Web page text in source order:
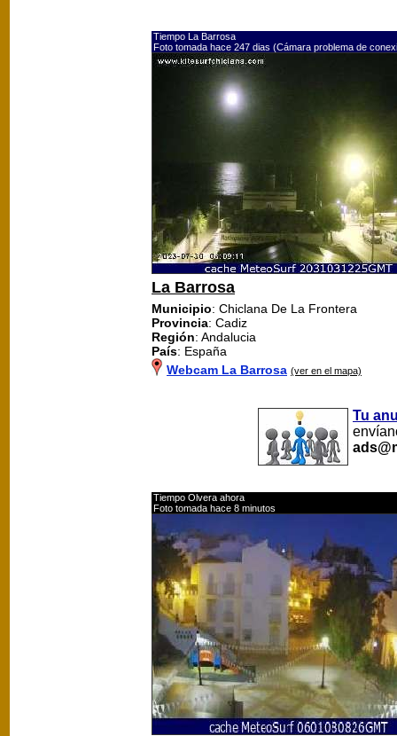
Tiempo La Barrosa
Foto tomada hace 247 dias (Cámara problema de
La Barrosa
Municipio: Chiclana De La Frontera
Provincia: Cadiz
Región: Andalucia
País: España
Webcam La Barrosa (ver en el mapa)
Tu
Tiempo Olvera ahora
Foto tomada hace 8 minutos